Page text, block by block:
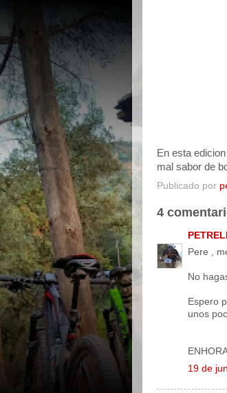
En esta
mal sabor de
Publicado por
4
Pere ,
No
Espero
unos
19 de